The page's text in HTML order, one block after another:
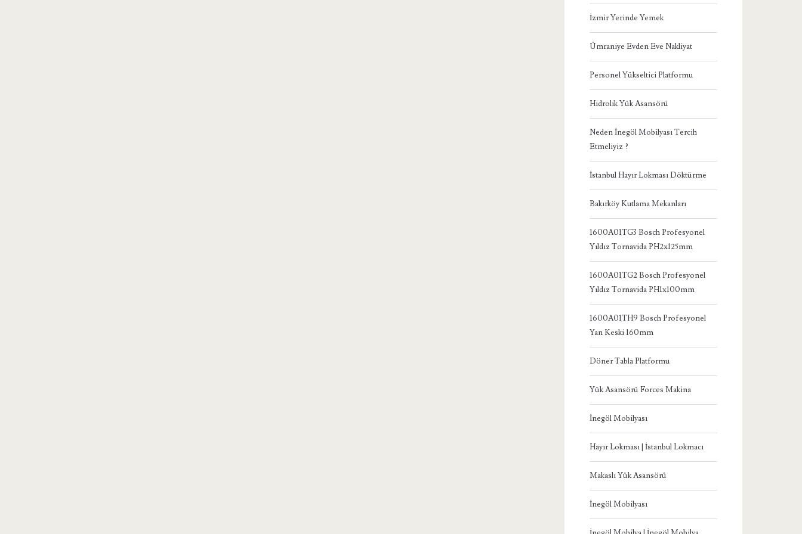
İzmir Yerinde Yemek
Ümraniye Evden Eve Nakliyat
Personel Yükseltici Platformu
Hidrolik Yük Asansörü
Neden İnegöl Mobilyası Tercih
Etmeliyiz ?
İstanbul Hayır Lokması Döktürme
Bakırköy Kutlama Mekanları
1600A01TG3 Bosch Profesyonel
Yıldız Tornavida PH2x125mm
1600A01TG2 Bosch Profesyonel
Yıldız Tornavida PH1x100mm
1600A01TH9 Bosch Profesyonel
Yan Keski 160mm
Döner Tabla Platformu
Yük Asansörü Forces Makina
İnegöl Mobilyası
Hayır Lokması | İstanbul Lokmacı
Makaslı Yük Asansörü
İnegöl Mobilyası